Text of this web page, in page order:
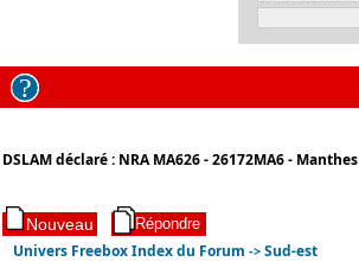
DSLAM déclaré : NRA MA626 - 26172MA6 - Manthes
Univers Freebox Index du Forum ->Sud-est